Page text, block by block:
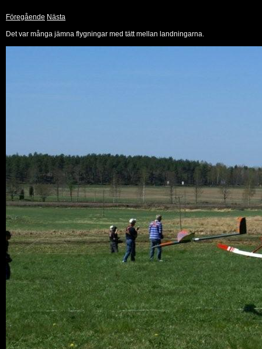
Föregående Nästa
Det var många jämna flygningar med tätt mellan landningarna.